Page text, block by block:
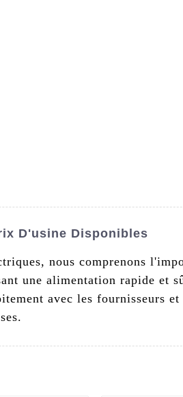
D'usine Disponibles
nous comprenons
une alimentation rapide et
avec les fournisseurs et